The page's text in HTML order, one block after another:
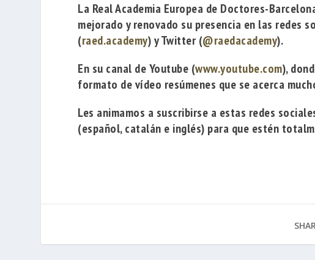
La Real Academia Europea de Doctores-
mejorado y renovado su presencia en las redes
(raed.academy) y Twitter (@raedacademy).
En su canal de Youtube (www.youtube.com),
formato de vídeo resúmenes que se acerca
Les animamos a suscribirse a estas redes
(español, catalán e inglés) para que estén